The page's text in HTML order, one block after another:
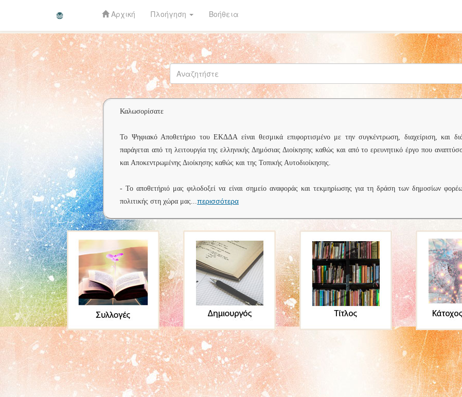
Skip
navigation
Αρχική Πλοήγηση Βοήθεια
Καλωσορίσατε
Το Ψηφιακό Αποθετήριο του ΕΚΔΔΑ είναι θεσμικά επιφορτισμένο με την συγκέντρωση, διαχείριση, και
παράγεται από τη λειτουργία της ελληνικής Δημόσιας Διοίκησης καθώς και από το ερευνητικό έργο που
και Αποκεντρωμένης Διοίκησης καθώς και της Τοπικής Αυτοδιοίκησης.
- Το αποθετήριό μας φιλοδοξεί να είναι σημείο αναφοράς και τεκμηρίωσης για τη δράση των δημοσίων
πολιτικής στη χώρα μας...περισσότερα